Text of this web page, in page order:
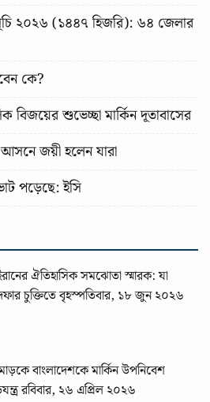
২০২৬ (১৪৪৭ হিজরি): ৬৪ জেলার
কে?
বিজয়ের শুভেচ্ছা মার্কিন দূতাবাসের
আসনে জয়ী হলেন যারা
পড়েছে: ইসি
ঐতিহাসিক সমঝোতা স্মারক: যা
চুক্তিতেবৃহস্পতিবার, ১৮ জুন ২০২৬
বাংলাদেশকে মার্কিন উপনিবেশ
রবিবার, ২৬ এপ্রিল ২০২৬